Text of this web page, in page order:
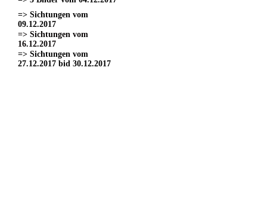
=> Sichtungen vom
09.12.2017
=> Sichtungen vom
16.12.2017
=> Sichtungen vom
27.12.2017 bid 30.12.2017